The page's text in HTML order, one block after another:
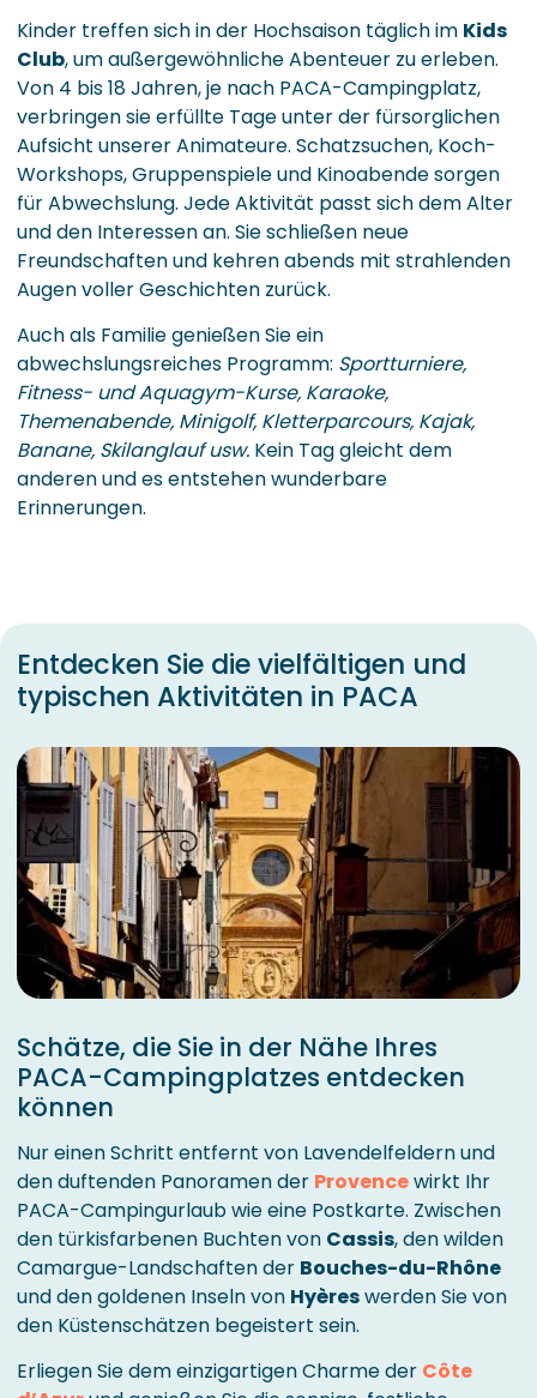
Kinder treffen sich in der Hochsaison täglich im Kids
Club, um außergewöhnliche Abenteuer zu erleben.
Von 4 bis 18 Jahren, je nach PACA-Campingplatz,
verbringen sie erfüllte Tage unter der fürsorglichen
Aufsicht unserer Animateure. Schatzsuchen, Koch-
Workshops, Gruppenspiele und Kinoabende sorgen
für Abwechslung. Jede Aktivität passt sich dem Alter
und den Interessen an. Sie schließen neue
Freundschaften und kehren abends mit strahlenden
Augen voller Geschichten zurück.
Auch als Familie genießen Sie ein
abwechslungsreiches Programm: Sportturniere,
Fitness- und Aquagym-Kurse, Karaoke,
Themenabende, Minigolf, Kletterparcours, Kajak,
Banane, Skilanglauf usw. Kein Tag gleicht dem
anderen und es entstehen wunderbare
Erinnerungen.
Entdecken Sie die vielfältigen und
typischen Aktivitäten in PACA
Schätze, die Sie in der Nähe Ihres
PACA-Campingplatzes entdecken
können
Nur einen Schritt entfernt von Lavendelfeldern und
den duftenden Panoramen der Provencewirkt Ihr
PACA-Campingurlaub wie eine Postkarte. Zwischen
den türkisfarbenen Buchten von Cassis, den wilden
Camargue-Landschaften der Bouches-du-Rhône
und den goldenen Inseln von Hyèreswerden Sie von
den Küstenschätzen begeistert sein.
Erliegen Sie dem einzigartigen Charme der Côte